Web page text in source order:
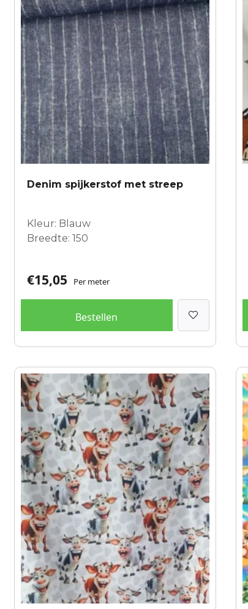
Denim spijkerstof met streep
Kleur: Blauw
Breedte: 150
€15,05 Per meter
Bestellen